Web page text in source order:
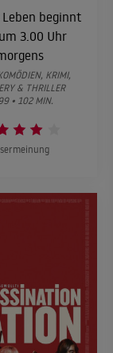
Leben beginnt
3.00 Uhr
KRIMI,
& THRILLER
• 102 MIN.